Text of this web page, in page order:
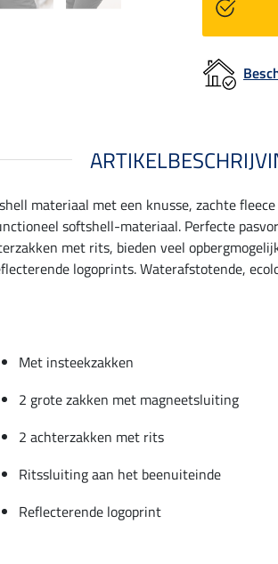
materiaal met een knusse, zachte
softshell-materiaal. Perfecte
met rits, bieden veel
logoprints. Waterafstotende,
Met insteekzakken
2 grote zakken met magneetsluiting
2 achterzakken met rits
Ritssluiting aan het beenuiteinde
Reflecterende logoprint